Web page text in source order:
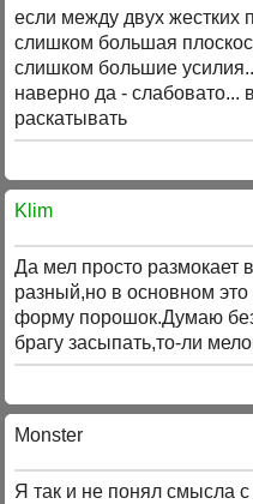
если между двух жестких
слишком большая
слишком большие
наверно да - слабовато...
раскатывать
Klim
Да мел просто размокает
разный,но в основном
форму порошок.Думаю
брагу засыпать,то-ли
Monster
Я так и не понял смысла